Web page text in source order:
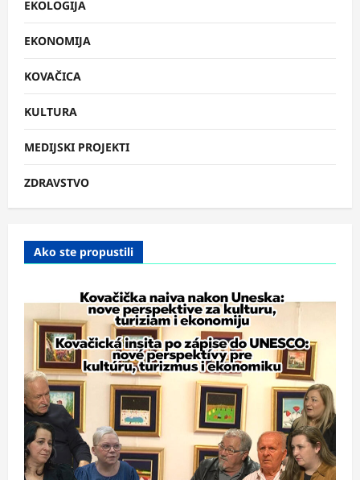
EKOLOGIJA
EKONOMIJA
KOVAČICA
KULTURA
MEDIJSKI PROJEKTI
ZDRAVSTVO
Ako ste propustili